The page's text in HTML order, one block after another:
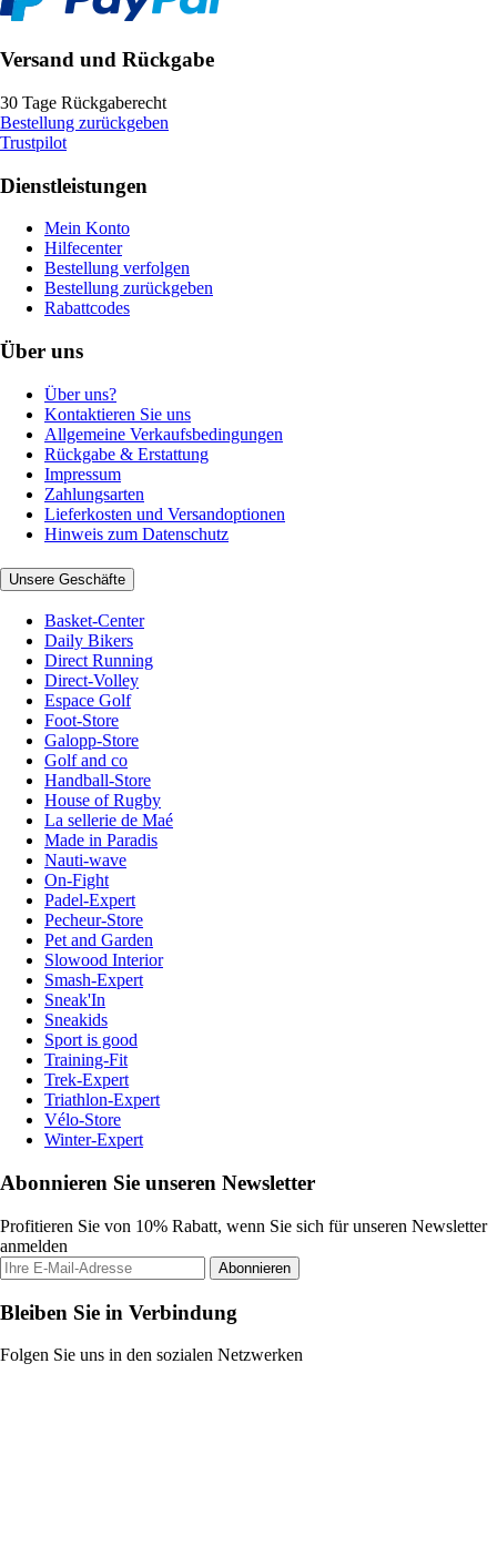
Versand und Rückgabe
30 Tage Rückgaberecht
Bestellung zurückgeben
Trustpilot
Dienstleistungen
Mein Konto
Hilfecenter
Bestellung verfolgen
Bestellung zurückgeben
Rabattcodes
Über uns
Über uns?
Kontaktieren Sie uns
Allgemeine Verkaufsbedingungen
Rückgabe & Erstattung
Impressum
Zahlungsarten
Lieferkosten und Versandoptionen
Hinweis zum Datenschutz
Unsere Geschäfte
Basket-Center
Daily Bikers
Direct Running
Direct-Volley
Espace Golf
Foot-Store
Galopp-Store
Golf and co
Handball-Store
House of Rugby
La sellerie de Maé
Made in Paradis
Nauti-wave
On-Fight
Padel-Expert
Pecheur-Store
Pet and Garden
Slowood Interior
Smash-Expert
Sneak'In
Sneakids
Sport is good
Training-Fit
Trek-Expert
Triathlon-Expert
Vélo-Store
Winter-Expert
Abonnieren Sie unseren Newsletter
Profitieren Sie von 10% Rabatt, wenn Sie sich für unseren Newsletter
anmelden
Abonnieren
Bleiben Sie in Verbindung
Folgen Sie uns in den sozialen Netzwerken